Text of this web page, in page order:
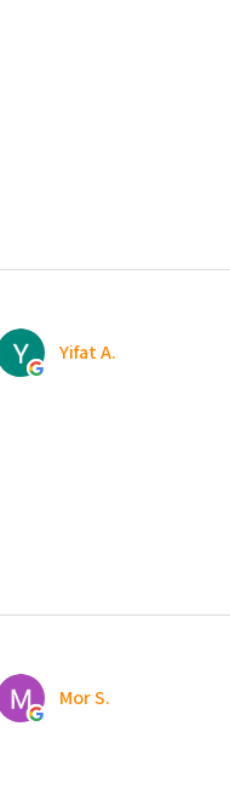
Yifat A.
Mor S.